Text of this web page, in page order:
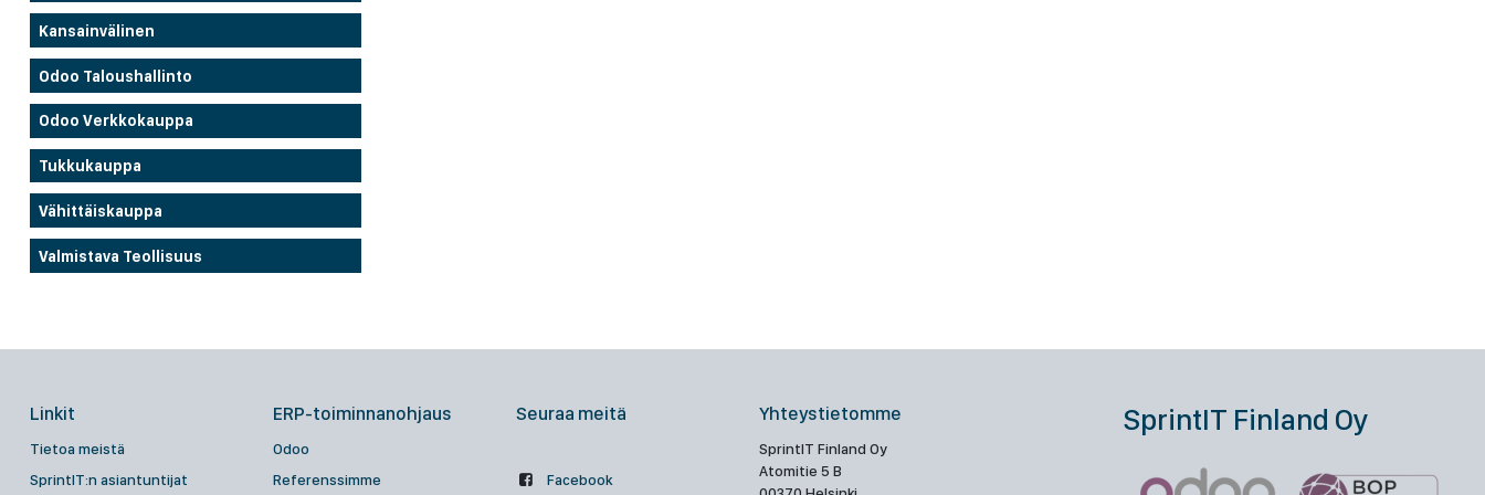
Kansainvälinen
Odoo Taloushallinto
Odoo Verkkokauppa
Tukkukauppa
Vähittäiskauppa
Valmistava Teollisuus
Linkit
Tietoa meistä
SprintIT:n asiantuntijat
ERP-toiminnanohjaus
Odoo
Referenssimme
Seuraa meitä
Facebook
Yhteystietomme
SprintIT Finland Oy
Atomitie 5 B
SprintIT Finland Oy